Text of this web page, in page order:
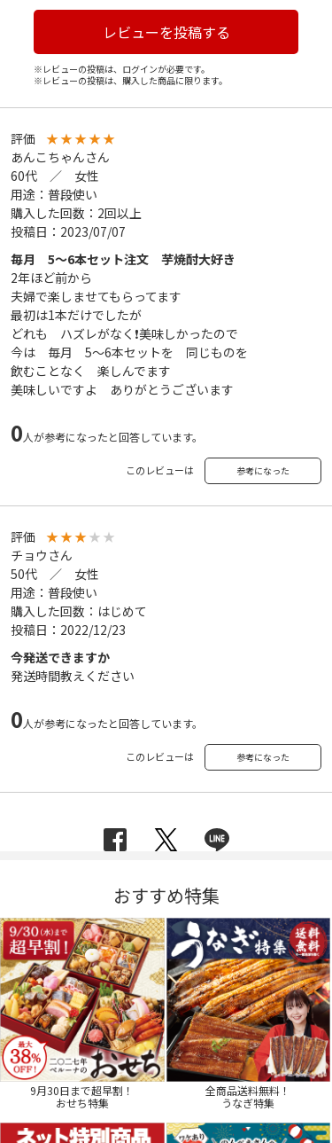
レビューを投稿する
※レビューの投稿は、ログインが必要です。
※レビューの投稿は、購入した商品に限ります。
評価 ★★★★★
あんこちゃんさん
60代 ／ 女性
用途：普段使い
購入した回数：2回以上
投稿日：2023/07/07
毎月 5～6本セット注文 芋焼酎大好き
2年ほど前から
夫婦で楽しませてもらってます
最初は1本だけでしたが
どれも ハズレがなく❗美味しかったので
今は 毎月 5～6本セットを 同じものを
飲むことなく 楽しんでます
美味しいですよ ありがとうございます
0人が参考になったと回答しています。
このレビューは 参考になった
評価 ★★★★ ★
チョウさん
50代 ／ 女性
用途：普段使い
購入した回数：はじめて
投稿日：2022/12/23
今発送できますか
発送時間教えください
0人が参考になったと回答しています。
このレビューは 参考になった
おすすめ特集
9月30日まで超早割！
おせち特集
全商品送料無料！
うなぎ特集